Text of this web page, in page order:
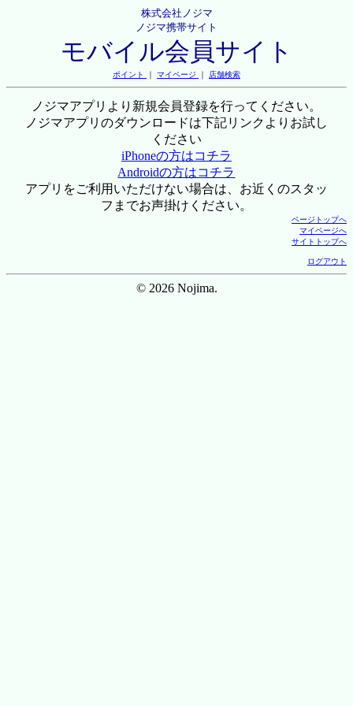
株式会社ノジマ
ノジマ携帯サイト
モバイル会員サイト
ポイント ｜ マイページ ｜ 店舗検索
ノジマアプリより新規会員登録を行ってください。
ノジマアプリのダウンロードは下記リンクよりお試し
ください
iPhoneの方はコチラ
Androidの方はコチラ
アプリをご利用いただけない場合は、お近くのスタッ
フまでお声掛けください。
ページトップへ
マイページへ
サイトトップへ
ログアウト
© 2026 Nojima.